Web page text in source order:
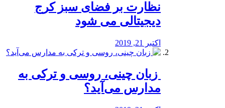
نظارت بر فضای سبز کرج
دیجیتالی می شود
اکتبر 21, 2019
️ زبان چینی، روسی و ترکی به
مدارس می‌آید؟